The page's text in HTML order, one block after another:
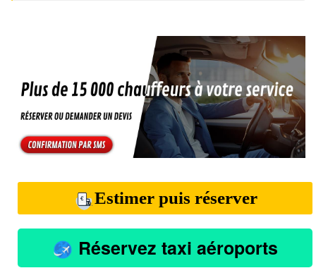
Estimer puis réserver
Réservez taxi aéroports